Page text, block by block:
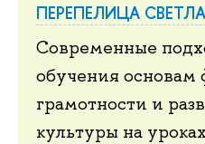
ПЕРЕПЕЛИЦА
Современные
обучения основам
грамотности и
культуры на уроках